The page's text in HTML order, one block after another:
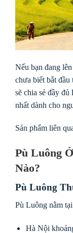
Nếu bạn đang
chưa biết bắt
sẽ chia sẻ đầy đủ
nhất dành cho
Sản phẩm liên
Pù Luông
Nào?
Pù Luông
Pù Luông nằm
Hà Nội